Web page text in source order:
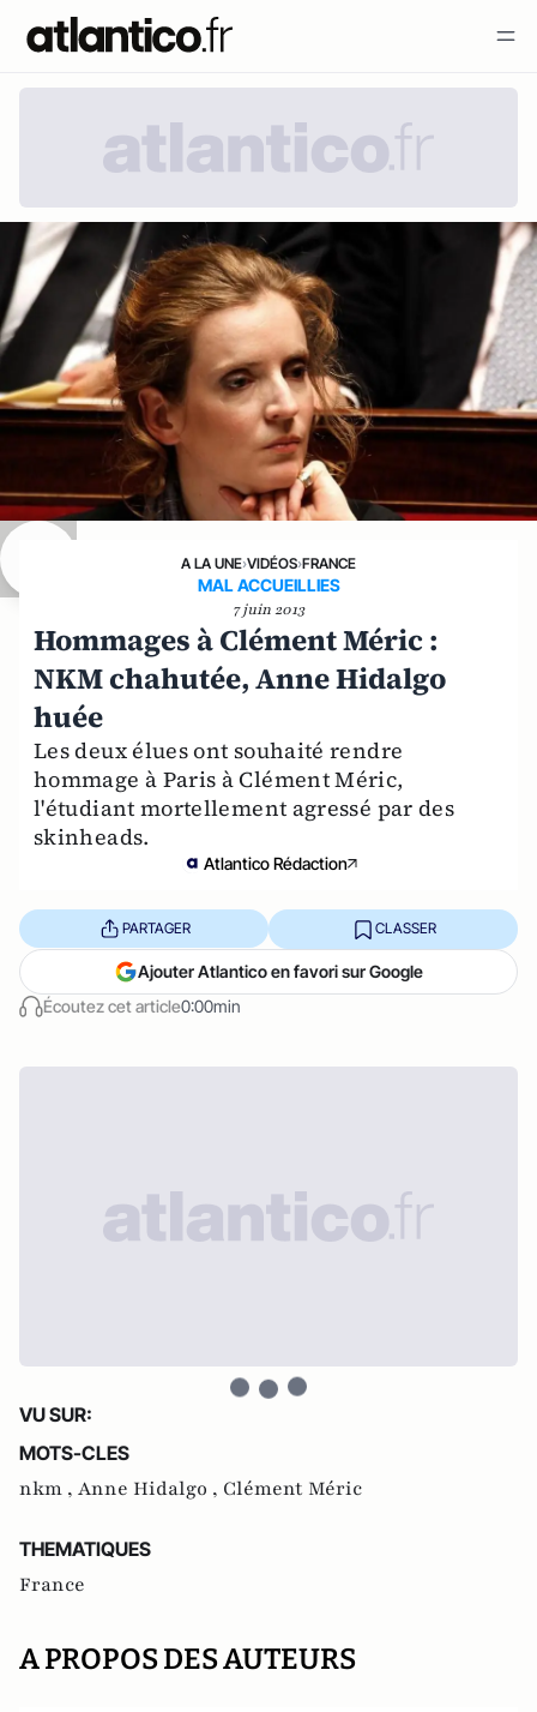
A LA UNE›VIDÉOS›FRANCE
MAL ACCUEILLIES
7 juin 2013
Hommages à Clément Méric :
NKM chahutée, Anne Hidalgo
huée
Les deux élues ont souhaité rendre
hommage à Paris à Clément Méric,
l'étudiant mortellement agressé par des
skinheads.
Atlantico Rédaction
Écoutez cet article0:00min
PARTAGER CLASSER
Ajouter Atlantico en favori sur Google
VU SUR:
MOTS-CLES
nkm , Anne Hidalgo , Clément Méric
THEMATIQUES
France
A PROPOS DES AUTEURS